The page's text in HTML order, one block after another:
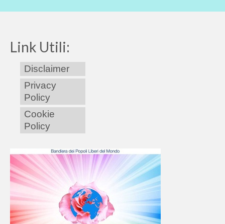
Link Utili:
Disclaimer
Privacy
Policy
Cookie
Policy